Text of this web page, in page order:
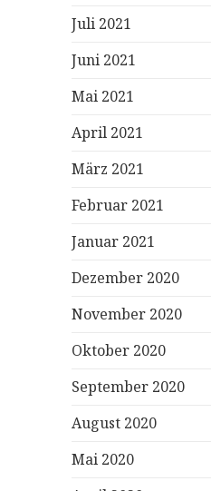
Juli 2021
Juni 2021
Mai 2021
April 2021
März 2021
Februar 2021
Januar 2021
Dezember 2020
November 2020
Oktober 2020
September 2020
August 2020
Mai 2020